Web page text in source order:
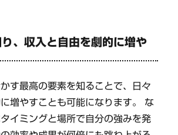
、収入と自由を劇的に増や
す最高の要素を知ることで、日々
増やすことも可能になります。 な
イミングと場所で自分の強みを発